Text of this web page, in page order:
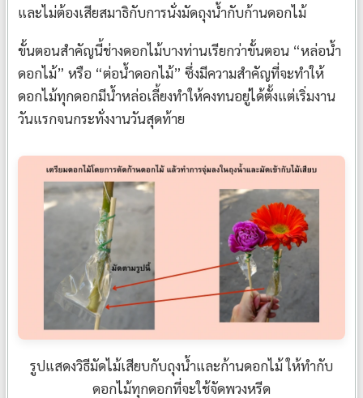
และไม่ต้องเสียสมาธิกับการนั่งมัดถุงน้ำกับก้านดอกไม้
ขั้นตอนสำคัญนี้ช่างดอกไม้บางท่านเรียกว่าขั้นตอน “หล่อน้ำ
ดอกไม้” หรือ “ต่อน้ำดอกไม้” ซึ่งมีความสำคัญที่จะทำให้
ดอกไม้ทุกดอกมีน้ำหล่อเลี้ยงทำให้คงทนอยู่ได้ตั้งแต่เริ่มงาน
วันแรกจนกระทั่งงานวันสุดท้าย
รูปแสดงวิธีมัดไม้เสียบกับถุงน้ำและก้านดอกไม้ ให้ทำกับ
ดอกไม้ทุกดอกที่จะใช้จัดพวงหรีด